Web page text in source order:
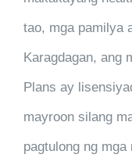
tao, mga pamilya
Karagdagan, ang
Plans ay
mayroon silang
pagtulong ng